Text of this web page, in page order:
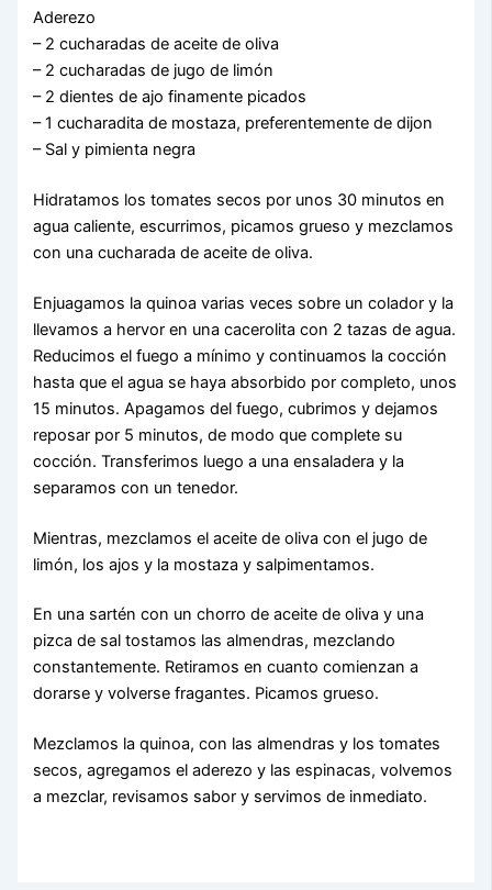
Aderezo
– 2 cucharadas de aceite de oliva
– 2 cucharadas de jugo de limón
– 2 dientes de ajo finamente picados
– 1 cucharadita de mostaza, preferentemente de dijon
– Sal y pimienta negra
Hidratamos los tomates secos por unos 30 minutos en
agua caliente, escurrimos, picamos grueso y mezclamos
con una cucharada de aceite de oliva.
Enjuagamos la quinoa varias veces sobre un colador y la
llevamos a hervor en una cacerolita con 2 tazas de agua.
Reducimos el fuego a mínimo y continuamos la cocción
hasta que el agua se haya absorbido por completo, unos
15 minutos. Apagamos del fuego, cubrimos y dejamos
reposar por 5 minutos, de modo que complete su
cocción. Transferimos luego a una ensaladera y la
separamos con un tenedor.
Mientras, mezclamos el aceite de oliva con el jugo de
limón, los ajos y la mostaza y salpimentamos.
En una sartén con un chorro de aceite de oliva y una
pizca de sal tostamos las almendras, mezclando
constantemente. Retiramos en cuanto comienzan a
dorarse y volverse fragantes. Picamos grueso.
Mezclamos la quinoa, con las almendras y los tomates
secos, agregamos el aderezo y las espinacas, volvemos
a mezclar, revisamos sabor y servimos de inmediato.